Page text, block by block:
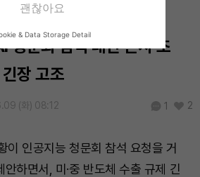
₩843,031(-0.84%)
₩104,133 (-0.92%)
청문회 참석 대신 본사 초
장 고조
(화) 08:12 1 2
이 인공지능 청문회 참석 요청을 거
하면서, 미·중 반도체 수출 규제 긴
괜찮아요
& Data Storage Detail